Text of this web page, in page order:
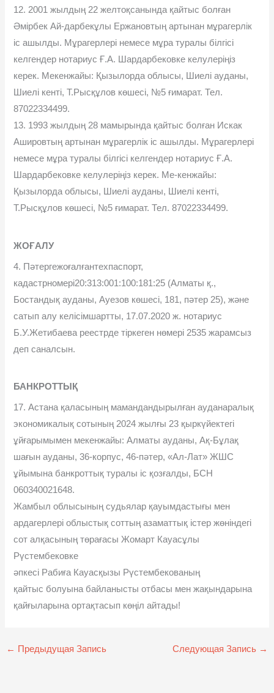
12. 2001 жылдың 22 желтоқсанында қайтыс болған
Әмірбек Ай-дарбекұлы Ержановтың артынан мұрагерлік
іс ашылды. Мұрагерлері немесе мұра туралы білгісі
келгендер нотариус Ғ.А. Шардарбековке келулеріңіз
керек. Мекенжайы: Қызылорда облысы, Шиелі ауданы,
Шиелі кенті, Т.Рысқұлов көшесі, №5 ғимарат. Тел.
87022334499.
13. 1993 жылдың 28 мамырында қайтыс болған Искак
Ашировтың артынан мұрагерлік іс ашылды. Мұрагерлері
немесе мұра туралы білгісі келгендер нотариус Ғ.А.
Шардарбековке келулеріңіз керек. Ме-кенжайы:
Қызылорда облысы, Шиелі ауданы, Шиелі кенті,
Т.Рысқұлов көшесі, №5 ғимарат. Тел. 87022334499.
ЖОҒАЛУ
4. Пәтергежоғалғантехпаспорт,
кадастрномері20:313:001:100:181:25 (Алматы қ.,
Бостандық ауданы, Ауезов көшесі, 181, пәтер 25), және
сатып алу келісімшартты, 17.07.2020 ж. нотариус
Б.У.Жетибаева реестрде тіркеген нөмері 2535 жарамсыз
деп саналсын.
БАНКРОТТЫҚ
17. Астана қаласының мамандандырылған ауданаралық
экономикалық сотының 2024 жылғы 23 қыркүйектегі
ұйғарымымен мекенжайы: Алматы ауданы, Ақ-Бұлақ
шағын ауданы, 36-корпус, 46-пәтер, «Ал-Лат» ЖШС
ұйымына банкроттық туралы іс қозғалды, БСН
060340021648.
Жамбыл облысының судьялар қауымдастығы мен
ардагерлері облыстық соттың азаматтық істер жөніндегі
сот алқасының төрағасы Жомарт Кауасұлы
Рүстембековке
әпкесі Рабиға Кауасқызы Рүстембекованың
қайтыс болуына байланысты отбасы мен жақындарына
қайғыларына ортақтасып көңіл айтады!
← Предыдущая Запись Следующая Запись →